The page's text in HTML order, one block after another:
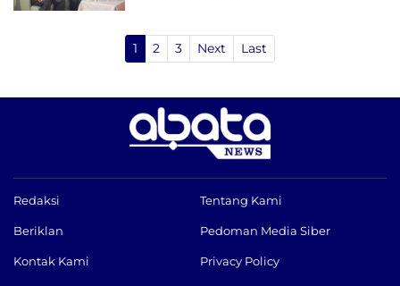
1 2 3 Next Last
Redaksi Tentang Kami
Beriklan Pedoman Media Siber
Kontak Kami Privacy Policy